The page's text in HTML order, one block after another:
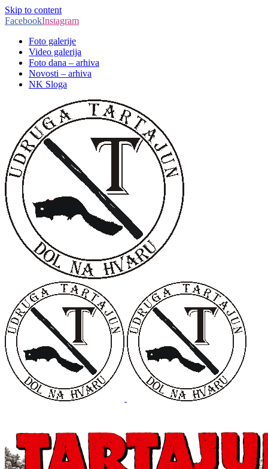
Skip to content
FacebookInstagram
Foto galerije
Video galerija
Foto dana – arhiva
Novosti – arhiva
NK Sloga